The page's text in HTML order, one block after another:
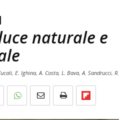
naturale e
E. Ighina, A. Costa, L. Bava, A. Sandrucci, R.